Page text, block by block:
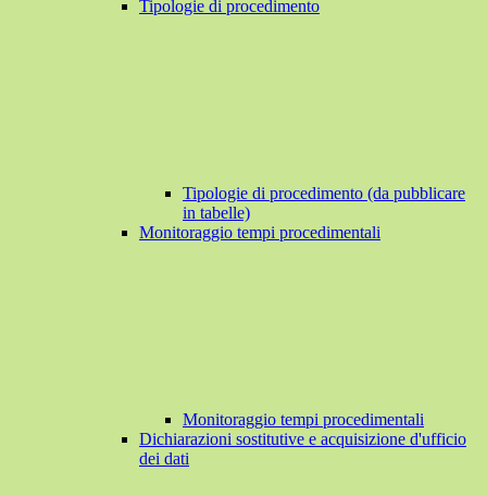
Tipologie di procedimento
Tipologie di procedimento (da pubblicare
in tabelle)
Monitoraggio tempi procedimentali
Monitoraggio tempi procedimentali
Dichiarazioni sostitutive e acquisizione d'ufficio
dei dati